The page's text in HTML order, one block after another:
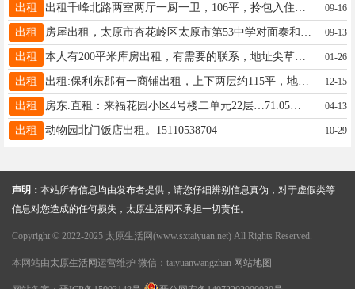
出租 09-16
出租 09-13
出租 本人有200平米库房出租，有需要的联系，地址尖草坪区柴村镇寺头村 有一个空院子，1000多平米，可以做库房，也可以做其它的，地址在小店刘家堡乡洛阳村，有需要的联系，电话15234172293 01-26
出租 出租:保利东郡有一商铺出租，上下两层约115平，地段繁华成熟小区，住户高端。有意者电联13934600786。 12-15
出租 房东.直租：来福花园小区4号楼二单元22层…71.05平米两室一厅一厨一卫.大阳台.精装修.家具家电.空调等齐全，干净整洁明亮拎包入住，☎17636460082 04-13
出租 动物园北门饭店出租。15110538704 10-29
声明： 本站所有信息均由发布者提供，请您仔细辨别信息真伪，对于虚假类等
信息对您造成的任何损失，太原生活网不承担一切责任。
Copyright © 2022-2025 太原生活网(www.sxtaiyuan.net) All Rights Reserved.
本网站由太原生活网 运营维护 微信：taiyuanwangzhan 网站地图